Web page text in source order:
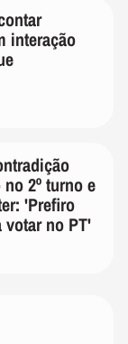
interação
2º turno e
'Prefiro
no PT'